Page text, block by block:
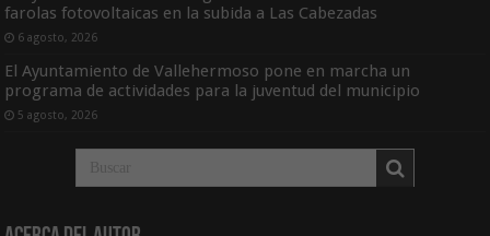
farolas fotovoltaicas en la subida a Las Cabezadas
6 agosto, 2026
El Ayuntamiento de Vallehermoso pone en marcha un
programa de actividades para la juventud del municipio
5 agosto, 2026